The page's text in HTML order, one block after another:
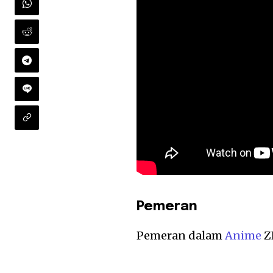
Pemeran
Pemeran dalamAnime